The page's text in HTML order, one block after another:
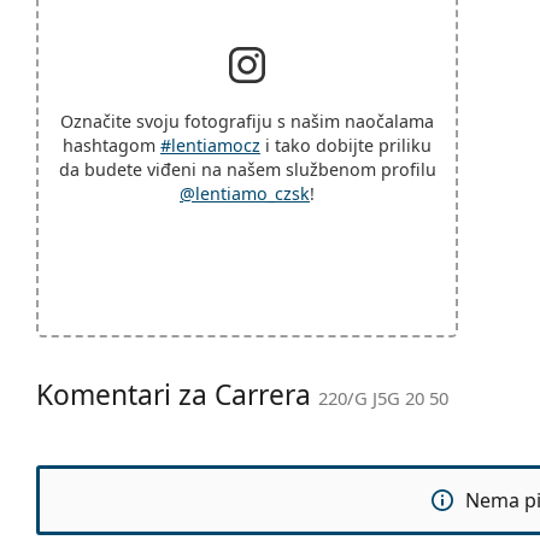
Označite svoju fotografiju s našim naočalama
hashtagom #lentiamocz i tako dobijte priliku
da budete viđeni na našem službenom profilu
@lentiamo_czsk!
Komentari za Carrera 220/G J5G 20 50
Nema